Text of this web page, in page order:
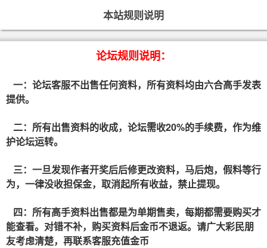
本站规则说明
论坛规则说明：
一：论坛客服不出售任何资料，所有资料均由六合高手发表
提供。
二：所有出售资料的收成，论坛需收20%的手续费，作为维
护论坛运转。
三：一旦发现作者开奖后后修更改资料，马后炮，假料等行
为，一律没收担保金，取消起所有收益，禁止提现。
四：所有高手资料出售都是为单期售卖，每期都需要购买才
能查看。对错不补，购买资料后金币不退返。请广大彩民朋
友考虑清楚，再联系客服充值金币